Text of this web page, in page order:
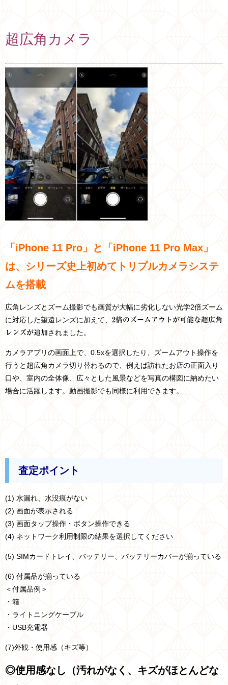
超広角カメラ
「iPhone 11 Pro」と「iPhone 11 Pro Max」
は、シリーズ史上初めてトリプルカメラシステ
ムを搭載
広角レンズとズーム撮影でも画質が大幅に劣化しない光学2倍ズーム
に対応した望遠レンズに加えて、 2倍のズームアウトが可能な超広角
レンズが追加されました。
カメラアプリの画面上で、0.5xを選択したり、ズームアウト操作を
行うと超広角カメラ切り替わるので、例えば訪れたお店の正面入り
口や、室内の全体像、広々とした風景などを写真の構図に納めたい
場合に活躍します。動画撮影でも同様に利用できます。
査定ポイント
(1) 水漏れ、水没痕がない
(2) 画面が表示される
(3) 画面タップ操作・ボタン操作できる
(4) ネットワーク利用制限の結果を選択してください
(5) SIMカードトレイ、バッテリー、バッテリーカバーが揃っている
(6) 付属品が揃っている
＜付属品例＞
・箱
・ライトニングケーブル
・USB充電器
(7)外観・使用感（キズ等）
◎使用感なし（汚れがなく、キズがほとんどな